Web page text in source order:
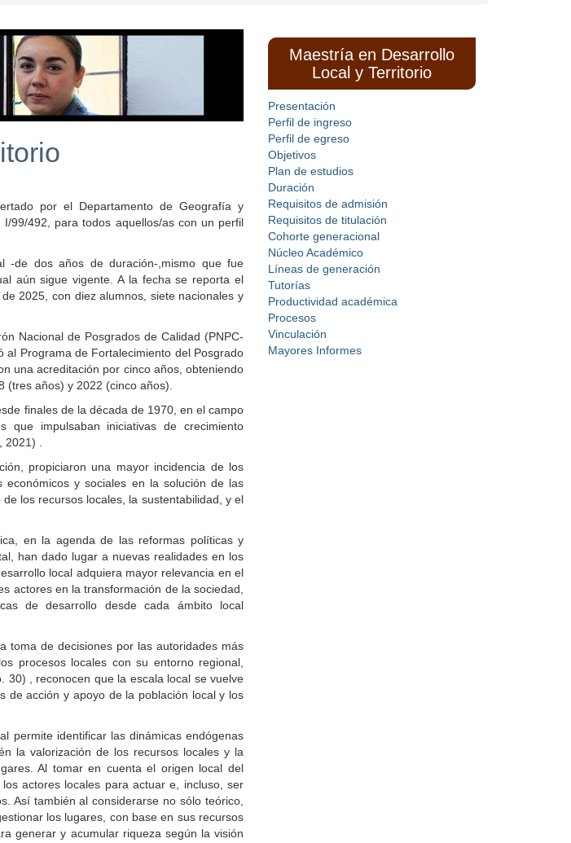
por el Departamento de Geografía y
99/492, para todos aquellos/as con un perfil
-de dos años de duración-,mismo que fue
aún sigue vigente. A la fecha se reporta el
2025, con diez alumnos, siete nacionales y
Nacional de Posgrados de Calidad (PNPC-
al Programa de Fortalecimiento del Posgrado
una acreditación por cinco años, obteniendo
años) y 2022 (cinco años).
finales de la década de 1970, en el campo
que impulsaban iniciativas de crecimiento
2021) .
propiciaron una mayor incidencia de los
económicos y sociales en la solución de las
los recursos locales, la sustentabilidad, y el
en la agenda de las reformas políticas y
han dado lugar a nuevas realidades en los
local adquiera mayor relevancia en el
actores en la transformación de la sociedad,
de desarrollo desde cada ámbito local
toma de decisiones por las autoridades más
procesos locales con su entorno regional,
30) , reconocen que la escala local se vuelve
de acción y apoyo de la población local y los
permite identificar las dinámicas endógenas
la valorización de los recursos locales y la
Al tomar en cuenta el origen local del
actores locales para actuar e, incluso, ser
Así también al considerarse no sólo teórico,
los lugares, con base en sus recursos
generar y acumular riqueza según la visión
Maestría en Desarrollo
Local y Territorio
Presentación
Perfil de ingreso
Perfil de egreso
Objetivos
Plan de estudios
Duración
Requisitos de admisión
Requisitos de titulación
Cohorte generacional
Núcleo Académico
Líneas de generación
Tutorías
Productividad académica
Procesos
Vinculación
Mayores Informes